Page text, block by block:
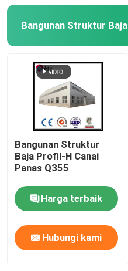
Bangunan Struktur Baja
Bangunan Struktur
Baja Profil-H Canai
Panas Q355
Harga terbaik
Hubungi kami